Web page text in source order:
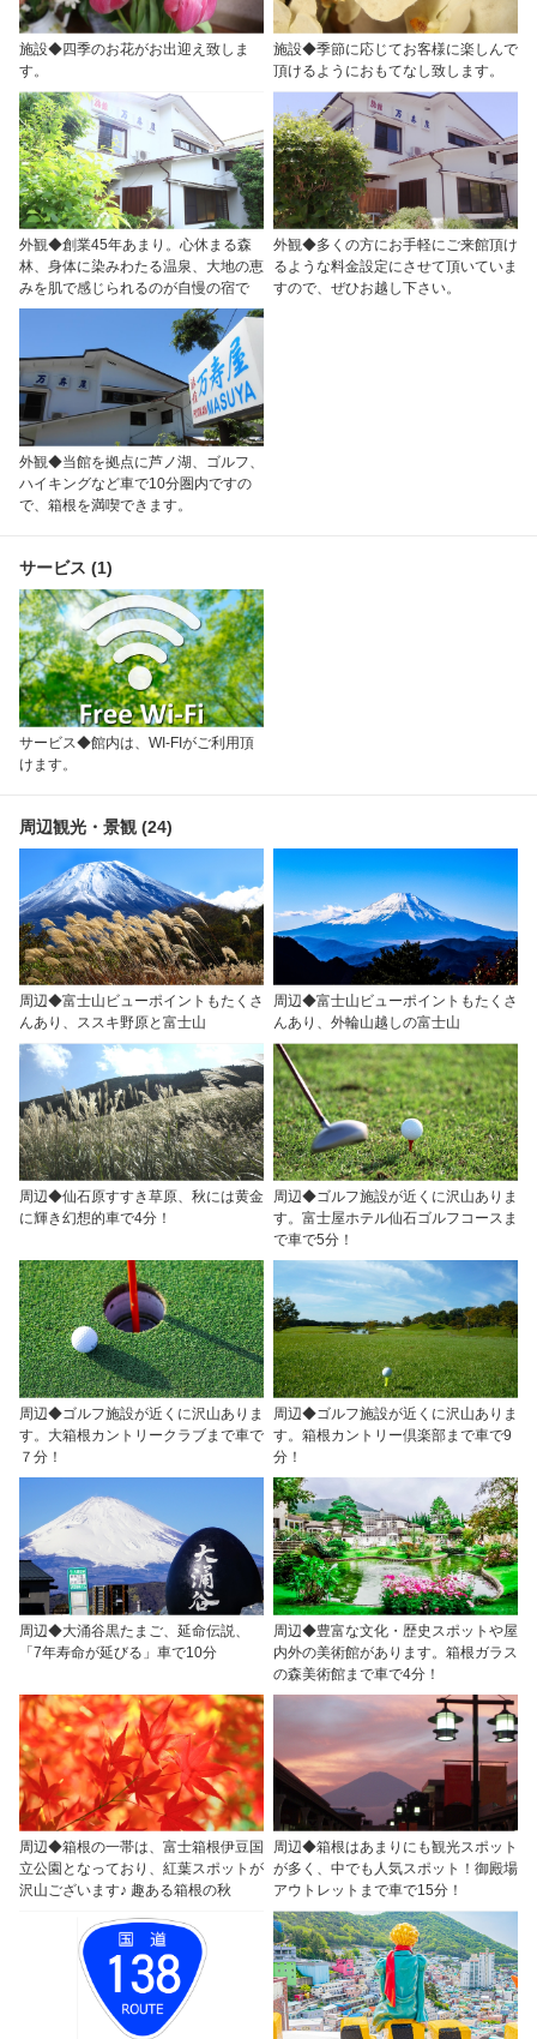
施設◆四季のお花がお出迎え致しま
す。
施設◆季節に応じてお客様に楽しんで
頂けるようにおもてなし致します。
外観◆創業45年あまり。心休まる森
林、身体に染みわたる温泉、大地の恵
みを肌で感じられるのが自慢の宿で
外観◆多くの方にお手軽にご来館頂け
るような料金設定にさせて頂いていま
すので、ぜひお越し下さい。
外観◆当館を拠点に芦ノ湖、ゴルフ、
ハイキングなど車で10分圏内ですの
で、箱根を満喫できます。
サービス (1)
サービス◆館内は、WI-FIがご利用頂
けます。
周辺観光・景観 (24)
周辺◆富士山ビューポイントもたくさ
んあり、ススキ野原と富士山
周辺◆富士山ビューポイントもたくさ
んあり、外輪山越しの富士山
周辺◆仙石原すすき草原、秋には黄金
に輝き幻想的車で4分！
周辺◆ゴルフ施設が近くに沢山ありま
す。富士屋ホテル仙石ゴルフコースま
で車で5分！
周辺◆ゴルフ施設が近くに沢山ありま
す。大箱根カントリークラブまで車で
７分！
周辺◆ゴルフ施設が近くに沢山ありま
す。箱根カントリー倶楽部まで車で9
分！
周辺◆大涌谷黒たまご、延命伝説、
「7年寿命が延びる」車で10分
周辺◆豊富な文化・歴史スポットや屋
内外の美術館があります。箱根ガラス
の森美術館まで車で4分！
周辺◆箱根の一帯は、富士箱根伊豆国
立公園となっており、紅葉スポットが
沢山ございます♪ 趣ある箱根の秋
周辺◆箱根はあまりにも観光スポット
が多く、中でも人気スポット！御殿場
アウトレットまで車で15分！